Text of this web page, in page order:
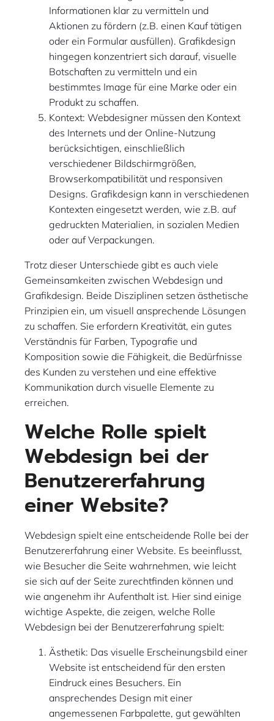
Informationen klar zu vermitteln und
Aktionen zu fördern (z.B. einen Kauf tätigen
oder ein Formular ausfüllen). Grafikdesign
hingegen konzentriert sich darauf, visuelle
Botschaften zu vermitteln und ein
bestimmtes Image für eine Marke oder ein
Produkt zu schaffen.
Kontext: Webdesigner müssen den Kontext
des Internets und der Online-Nutzung
berücksichtigen, einschließlich
verschiedener Bildschirmgrößen,
Browserkompatibilität und responsiven
Designs. Grafikdesign kann in verschiedenen
Kontexten eingesetzt werden, wie z.B. auf
gedruckten Materialien, in sozialen Medien
oder auf Verpackungen.
Trotz dieser Unterschiede gibt es auch viele
Gemeinsamkeiten zwischen Webdesign und
Grafikdesign. Beide Disziplinen setzen ästhetische
Prinzipien ein, um visuell ansprechende Lösungen
zu schaffen. Sie erfordern Kreativität, ein gutes
Verständnis für Farben, Typografie und
Komposition sowie die Fähigkeit, die Bedürfnisse
des Kunden zu verstehen und eine effektive
Kommunikation durch visuelle Elemente zu
erreichen.
Welche Rolle spielt
Webdesign bei der
Benutzererfahrung
einer Website?
Webdesign spielt eine entscheidende Rolle bei der
Benutzererfahrung einer Website. Es beeinflusst,
wie Besucher die Seite wahrnehmen, wie leicht
sie sich auf der Seite zurechtfinden können und
wie angenehm ihr Aufenthalt ist. Hier sind einige
wichtige Aspekte, die zeigen, welche Rolle
Webdesign bei der Benutzererfahrung spielt:
Ästhetik: Das visuelle Erscheinungsbild einer
Website ist entscheidend für den ersten
Eindruck eines Besuchers. Ein
ansprechendes Design mit einer
angemessenen Farbpalette, gut gewählten